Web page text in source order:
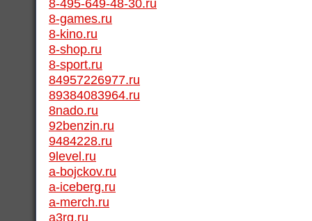
8-495-649-48-30.ru
8-games.ru
8-kino.ru
8-shop.ru
8-sport.ru
84957226977.ru
89384083964.ru
8nado.ru
92benzin.ru
9484228.ru
9level.ru
a-bojckov.ru
a-iceberg.ru
a-merch.ru
a3rg.ru